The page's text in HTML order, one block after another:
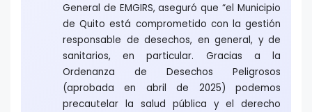
General de EMGIRS, aseguró que “el Municipio
de Quito está comprometido con la gestión
responsable de desechos, en general, y de
sanitarios, en particular. Gracias a la
Ordenanza de Desechos Peligrosos
(aprobada en abril de 2025) podemos
precautelar la salud pública y el derecho